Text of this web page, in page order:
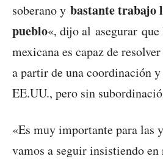
soberano y bastante trabajo
pueblo«, dijo al asegurar que
mexicana es capaz de
a partir de una coordinación
EE.UU., pero sin
«Es muy importante para las
vamos a seguir insistiendo